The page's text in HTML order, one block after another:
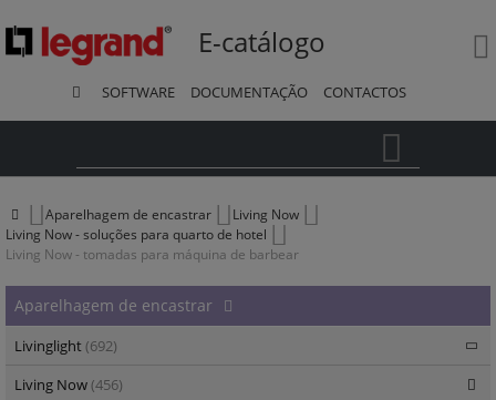
E-catálogo
SOFTWARE DOCUMENTAÇÃO CONTACTOS
Aparelhagem de encastrar
Living Now
Living Now - soluções para quarto de hotel
Living Now - tomadas para máquina de barbear
Aparelhagem de encastrar
Livinglight(692)
Living Now(456)